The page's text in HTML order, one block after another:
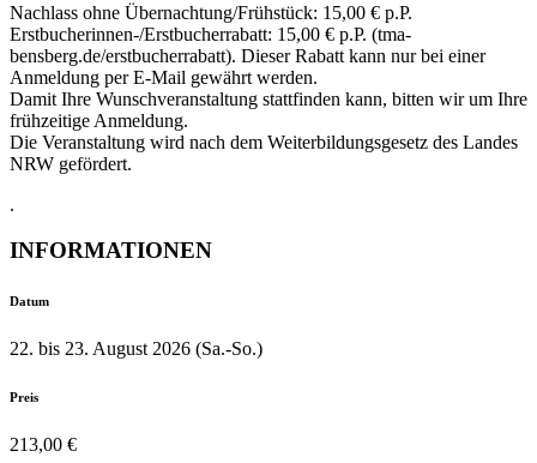
Nachlass ohne Übernachtung/Frühstück: 15,00 € p.P.
Erstbucherinnen-/Erstbucherrabatt: 15,00 € p.P. (tma-
bensberg.de/erstbucherrabatt). Dieser Rabatt kann nur bei einer
Anmeldung per E-Mail gewährt werden.
Damit Ihre Wunschveranstaltung stattfinden kann, bitten wir um Ihre
frühzeitige Anmeldung.
Die Veranstaltung wird nach dem Weiterbildungsgesetz des Landes
NRW gefördert.
.
INFORMATIONEN
Datum
22. bis 23. August 2026 (Sa.-So.)
Preis
213,00 €